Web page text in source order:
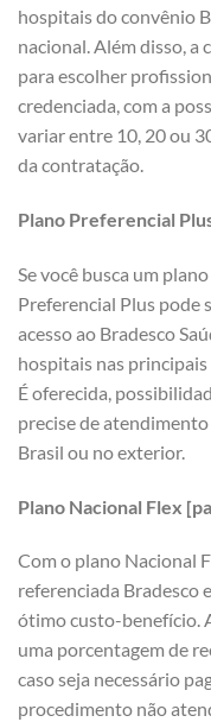
hospitais do convênio
nacional. Além disso, a
para escolher
credenciada, com a
variar entre 10, 20 ou
da contratação.
Plano Preferencial
Se você busca um
Preferencial Plus pode
acesso ao Bradesco
hospitais nas principais
É oferecida,
precise de
Brasil ou no exterior.
Plano Nacional Flex
Com o plano Nacional
referenciada Bradesco
ótimo custo-benefício.
uma porcentagem de
caso seja necessário
procedimento não